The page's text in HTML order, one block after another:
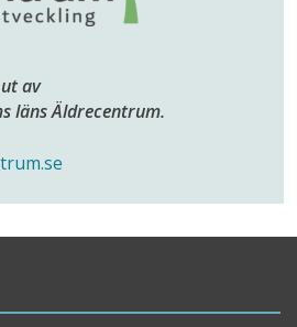
av
läns Äldrecentrum.